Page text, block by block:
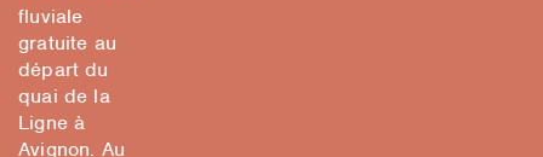
fluviale
gratuite au
départ du
quai de la
Ligne à
Avignon. Au